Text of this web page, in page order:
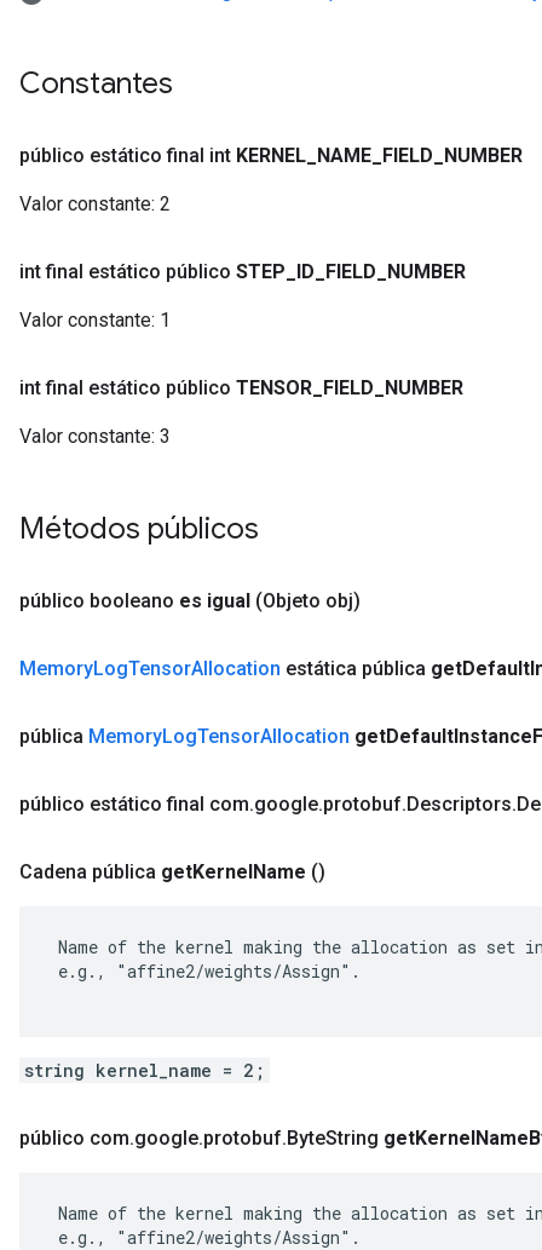
Constantes
público estático final int KERNEL NAME FIELD NUMBER
Valor constante: 2
int final estático público STEP ID FIELD NUMBER
Valor constante: 1
int final estático público TENSOR FIELD NUMBER
Valor constante: 3
Métodos públicos
público booleano es igual (Objeto obj)
MemoryLogTensorAllocation estática pública getDefault
pública MemoryLogTensorAllocation getDefaultInstance
público estático final com.google.protobuf.Descriptors.
Cadena pública getKernelName ()
Name of the kernel making the allocation as set
e.g., "affine2/weights/Assign".
string kernel_name = 2;
público com.google.protobuf.ByteString getKernelName
Name of the kernel making the allocation as set
e.g., "affine2/weights/Assign".